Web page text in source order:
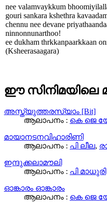
nee valamvaykkum
gouri sankara kshethra
chennu nee devane
ninnonnunarthoo!
ee dukham thrkkanpaarkkaan
(Ksheerasaagara)
ഈ സിനിമയിലെ
അസ്ത്യുത്തരസ്യാം [Bit]
ആലാപനം : കെ ജെ
മായാനടനവിഹാരിണി
ആലാപനം : പി ലീല,
ഇന്ദുക്കലാമൗലി
ആലാപനം : പി മാധുരി
ഓങ്കാരം ഓങ്കാരം
ആലാപനം : കെ ജെ